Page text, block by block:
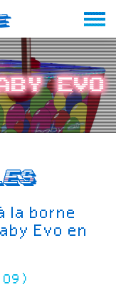
Evo
la borne
Evo en